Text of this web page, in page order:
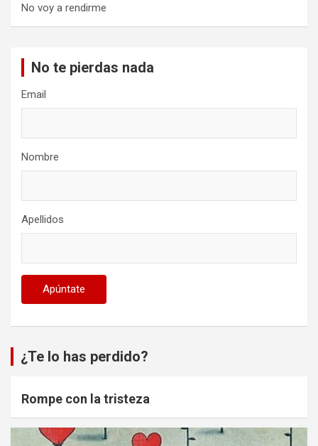
No voy a rendirme
No te pierdas nada
Email
Nombre
Apellidos
¿Te lo has perdido?
Rompe con la tristeza